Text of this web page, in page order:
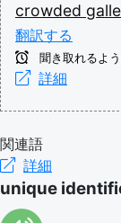
crowded
翻訳する
聞き取れるよ
詳細
関連語
詳細
unique